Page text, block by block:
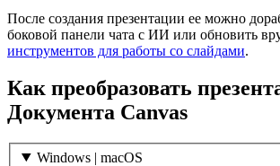
После создания презентации ее можно
боковой панели чата с ИИ или обновить
инструментов для работы со слайдами.
Как преобразовать
Документа Canvas
Windows | macOS